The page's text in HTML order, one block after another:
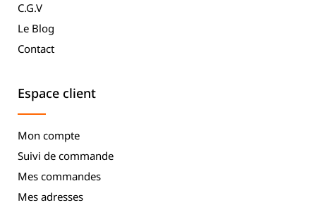
C.G.V
Le Blog
Contact
Espace client
Mon compte
Suivi de commande
Mes commandes
Mes adresses